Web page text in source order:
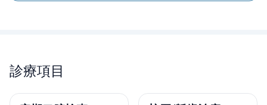
診療項目